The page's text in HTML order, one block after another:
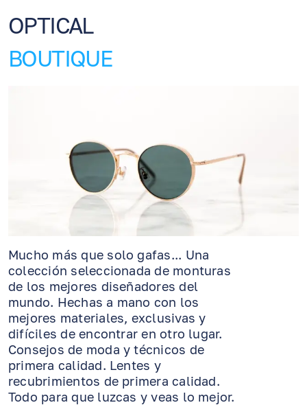
OPTICAL
BOUTIQUE
Mucho más que solo gafas... Una
colección seleccionada de monturas
de los mejores diseñadores del
mundo. Hechas a mano con los
mejores materiales, exclusivas y
difíciles de encontrar en otro lugar.
Consejos de moda y técnicos de
primera calidad. Lentes y
recubrimientos de primera calidad.
Todo para que luzcas y veas lo mejor.